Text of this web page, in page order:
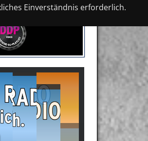
Einverständnis erforderlich.